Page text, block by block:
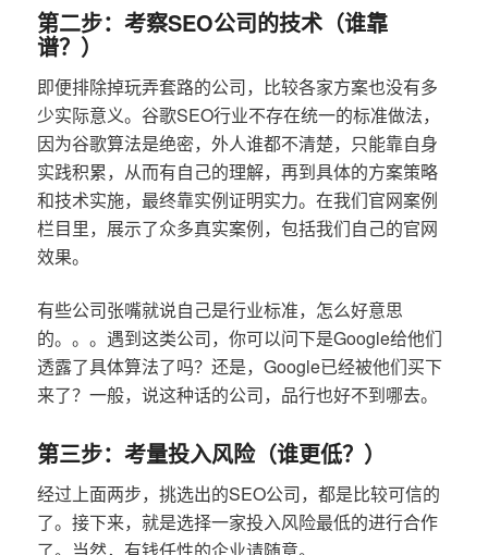
第二步：考察SEO公司的技术（谁靠
谱？）
即便排除掉玩弄套路的公司，比较各家方案也没有多
少实际意义。谷歌SEO行业不存在统一的标准做法，
因为谷歌算法是绝密，外人谁都不清楚，只能靠自身
实践积累，从而有自己的理解，再到具体的方案策略
和技术实施，最终靠实例证明实力。在我们官网案例
栏目里，展示了众多真实案例，包括我们自己的官网
效果。
有些公司张嘴就说自己是行业标准，怎么好意思
的。。。遇到这类公司，你可以问下是Google给他们
透露了具体算法了吗？还是，Google已经被他们买下
来了？一般，说这种话的公司，品行也好不到哪去。
第三步：考量投入风险（谁更低？）
经过上面两步，挑选出的SEO公司，都是比较可信的
了。接下来，就是选择一家投入风险最低的进行合作